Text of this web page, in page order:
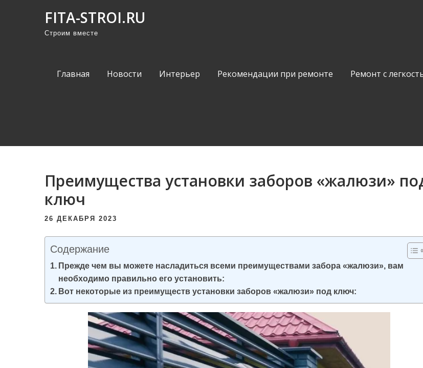
FITA-STROI.RU
Строим вместе
Главная Новости Интерьер Рекомендации при ремонте Ремонт с
Преимущества установки заборов «жалюзи»
ключ
26 ДЕКАБРЯ 2023
Содержание
Прежде чем вы можете насладиться всеми преимуществами забора «жалюзи», вам
необходимо правильно его установить:
Вот некоторые из преимуществ установки заборов «жалюзи» под ключ: